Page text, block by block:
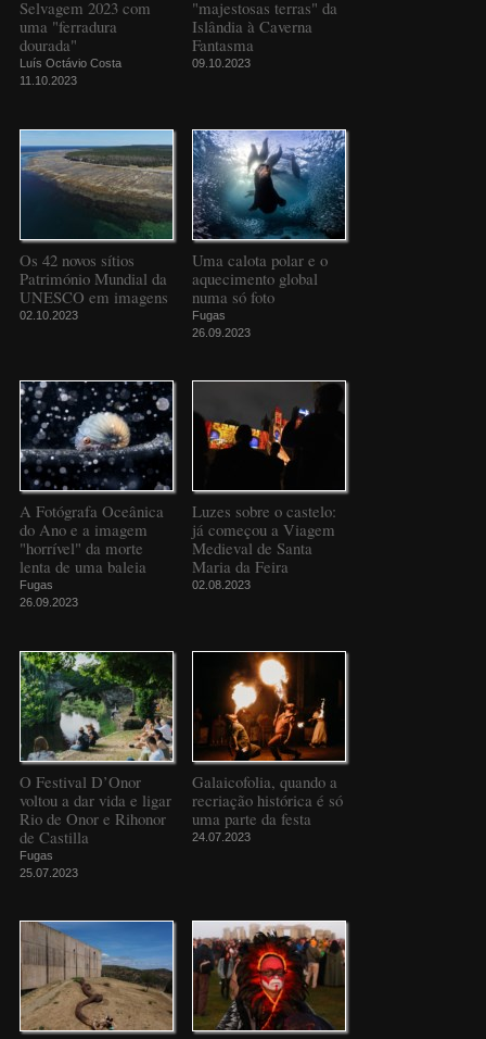
Selvagem 2023 com
uma "ferradura
dourada"
Luís Octávio Costa
11.10.2023
"majestosas terras" da
Islândia à Caverna
Fantasma
09.10.2023
Os 42 novos sítios
Património Mundial da
UNESCO em imagens
02.10.2023
Uma calota polar e o
aquecimento global
numa só foto
Fugas
26.09.2023
A Fotógrafa Oceânica
do Ano e a imagem
"horrível" da morte
lenta de uma baleia
Fugas
26.09.2023
Luzes sobre o castelo:
já começou a Viagem
Medieval de Santa
Maria da Feira
02.08.2023
O Festival D’Onor
voltou a dar vida e ligar
Rio de Onor e Rihonor
de Castilla
Fugas
25.07.2023
Galaicofolia, quando a
recriação histórica é só
uma parte da festa
24.07.2023